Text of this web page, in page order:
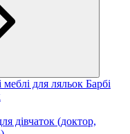
для ляльок Барбі
дівчаток (доктор,